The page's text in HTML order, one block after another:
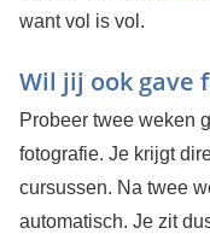
want vol is vol.
Wil jij ook gave
Probeer twee weken
fotografie. Je krijgt
cursussen. Na twee
automatisch. Je zit